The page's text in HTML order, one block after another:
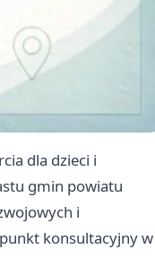
dla dzieci i
gmin powiatu
i
konsultacyjny w